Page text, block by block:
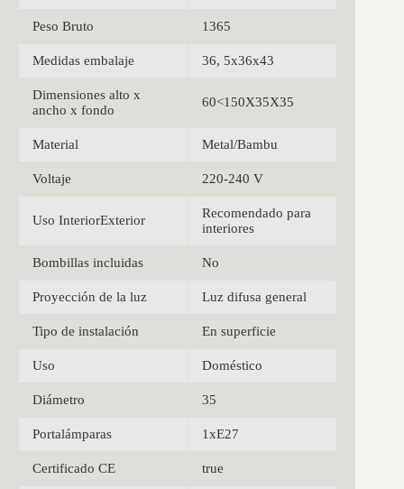
Peso Bruto 1365
Medidas embalaje 36, 5x36x43
Dimensiones alto x
ancho x fondo
60<150X35X35
Material Metal/Bambu
Voltaje 220-240 V
Uso InteriorExterior
Recomendado para
interiores
Bombillas incluidas No
Proyección de la luz Luz difusa general
Tipo de instalación En superficie
Uso Doméstico
Diámetro 35
Portalámparas 1xE27
Certificado CE true